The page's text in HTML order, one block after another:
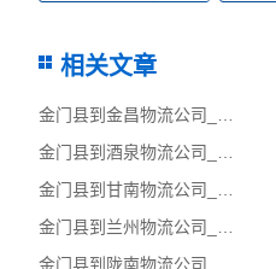
相关文章
金门县到金昌物流公司_金门县至金昌物流专线
金门县到酒泉物流公司_金门县至酒泉物流专线
金门县到甘南物流公司_金门县至甘南物流专线
金门县到兰州物流公司_金门县至兰州物流专线
金门县到陇南物流公司_金门县至陇南物流专线